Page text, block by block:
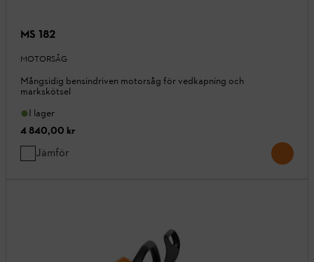
MS 182
MOTORSÅG
Mångsidig bensindriven motorsåg för vedkapning och
markskötsel
I lager
4 840,00 kr
Jämför